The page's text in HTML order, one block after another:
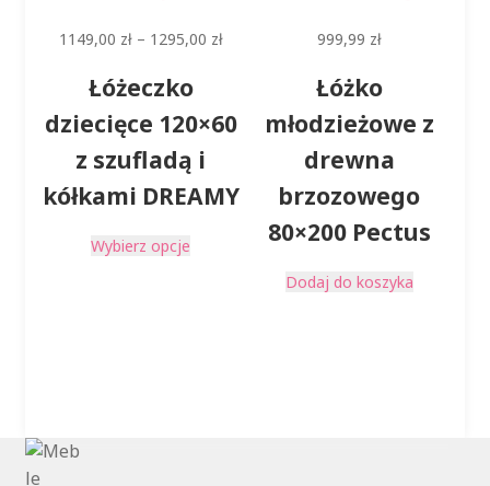
1149,00 zł – 1295,00 złZakres
do
Łóżeczko
dziecięce 120×60
z szufladą i
kółkami DREAMY
Wybierz opcje
999,99 zł
Łóżko
młodzieżowe z
drewna
brzozowego
80×200 Pectus
Dodaj do koszyka